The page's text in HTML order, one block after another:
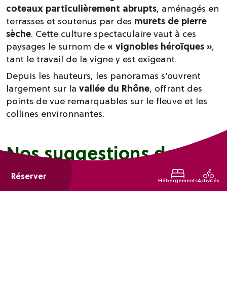
Réserver HébergementsActivités
coteaux particulièrement abrupts, aménagés en
terrasses et soutenus par des murets de pierre
sèche. Cette culture spectaculaire vaut à ces
paysages le surnom de « vignobles héroïques »,
tant le travail de la vigne y est exigeant.
Depuis les hauteurs, les panoramas s’ouvrent
largement sur la vallée du Rhône, offrant des
points de vue remarquables sur le fleuve et les
collines environnantes.
Nos suggestions de
séjours sur les chemins
de Saint-Jacques